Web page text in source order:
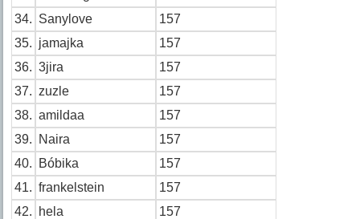
34. Sanylove
157
35. jamajka
157
36. 3jira
157
37. zuzle
157
38. amildaa
157
39.
Naira
157
40.
Bóbika
157
41. frankelstein
157
42.
hela
157